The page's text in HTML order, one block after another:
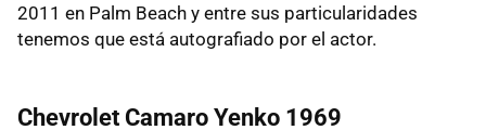
2011 en Palm Beach y entre sus particularidades
tenemos que está autografiado por el actor.
Chevrolet Camaro Yenko 1969